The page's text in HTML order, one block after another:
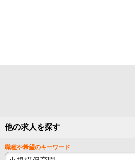
他の求人を探す
職種や希望のキーワード